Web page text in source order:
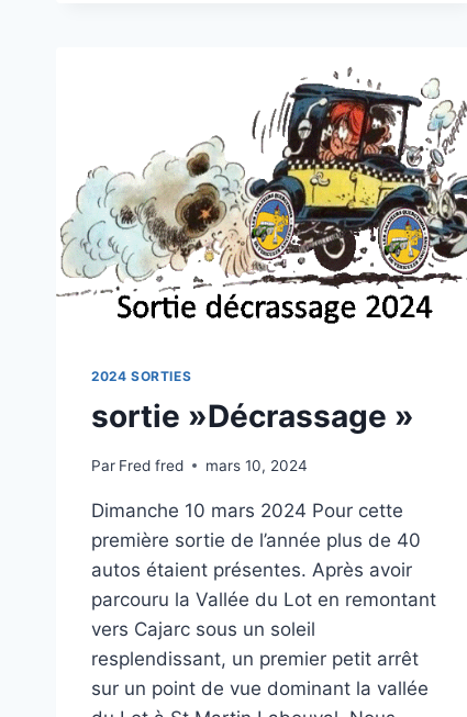
2024 SORTIES
sortie »Décrassage »
Par Fred fred mars 10, 2024
Dimanche 10 mars 2024 Pour cette
première sortie de l’année plus de 40
autos étaient présentes. Après avoir
parcouru la Vallée du Lot en remontant
vers Cajarc sous un soleil
resplendissant, un premier petit arrêt
sur un point de vue dominant la vallée